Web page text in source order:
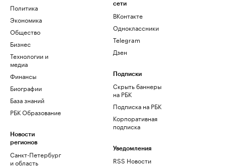
Политика
Экономика
Общество
Бизнес
Технологии и
медиа
Финансы
Биографии
База знаний
РБК Образование
Новости
регионов
Санкт-Петербург
и область
сети
ВКонтакте
Одноклассники
Telegram
Дзен
Подписки
Скрыть баннеры
на РБК
Подписка на РБК
Корпоративная
подписка
Уведомления
RSS Новости